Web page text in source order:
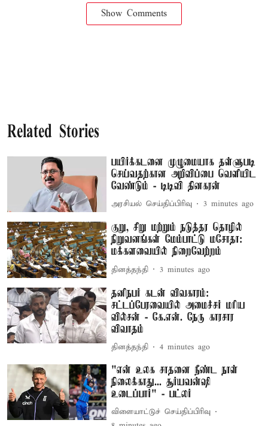
Show Comments
Related Stories
பயிர்க்கடனை முழுமையாக தள்ளுபடி
செய்வதற்கான அறிவிப்பை வெளியிட
வேண்டும் - டிடிவி தினகரன்
அரசியல் செய்திப்பிரிவு 3 minutes ago
குறு, சிறு மற்றும் நடுத்தர தொழில்
நிறுவனங்கள் மேம்பாட்டு மசோதா:
மக்களவையில் நிறைவேற்றம்
தினத்தந்தி 3 minutes ago
தனிநபர் கடன் விவகாரம்:
சட்டப்பேரவையில் அமைச்சர் மரிய
வில்சன் - கே.என். நேரு காரசார
விவாதம்
தினத்தந்தி 4 minutes ago
"என் உலக சாதனை நீண்ட நாள்
நிலைக்காது... சூர்யவன்ஷி
உடைப்பார்" - பட்லர்
விளையாட்டுச் செய்திப்பிரிவு